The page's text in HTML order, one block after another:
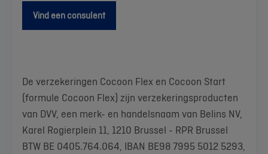
Vind een consulent
De verzekeringen Cocoon Flex en Cocoon Start
(formule Cocoon Flex) zijn verzekeringsproducten
van DVV, een merk- en handelsnaam van Belins NV,
Karel Rogierplein 11, 1210 Brussel - RPR Brussel
BTW BE 0405.764.064, IBAN BE98 7995 5012 5293,